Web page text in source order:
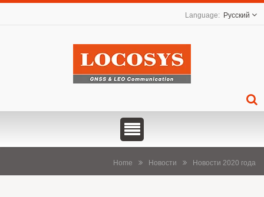
Русский
Home Новости Новости 2020 года